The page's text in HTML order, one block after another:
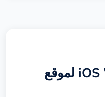
تطبيق iOS WebView لموقع